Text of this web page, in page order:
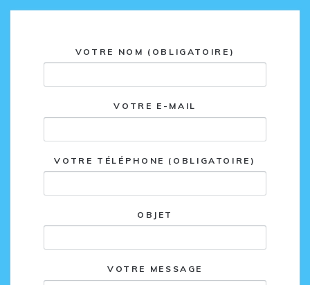
VOTRE NOM (OBLIGATOIRE)
VOTRE E-MAIL
VOTRE TÉLÉPHONE (OBLIGATOIRE)
OBJET
VOTRE MESSAGE